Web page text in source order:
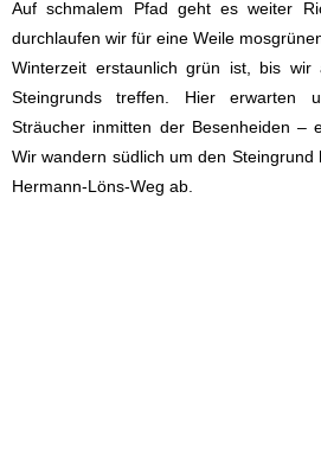
Auf schmalem Pfad geht es weiter
durchlaufen wir für eine Weile
Winterzeit erstaunlich grün ist, bis wir
Steingrunds treffen. Hier erwarten
Sträucher inmitten der Besenheiden –
Wir wandern südlich um den
Hermann-Löns-Weg ab.